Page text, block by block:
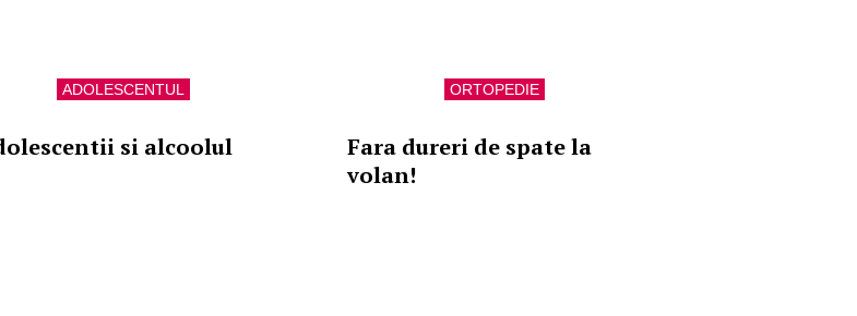
ADOLESCENTUL
si alcoolul
ORTOPEDIE
Fara dureri de spate la
volan!